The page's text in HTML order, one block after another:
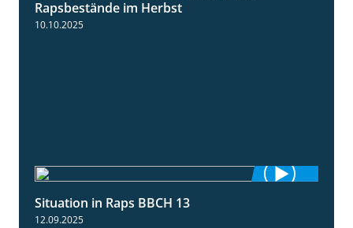
Rapsbestände im Herbst
10.10.2025
Situation in Raps BBCH 13
12.09.2025